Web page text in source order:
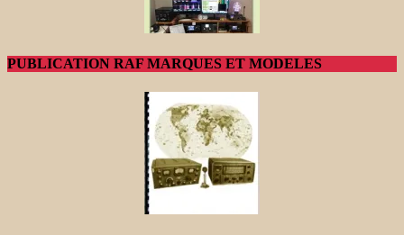
PUBLICATION RAF MARQUES ET MODELES